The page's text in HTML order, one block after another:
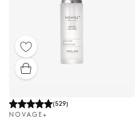
(529)
NOVAGE+